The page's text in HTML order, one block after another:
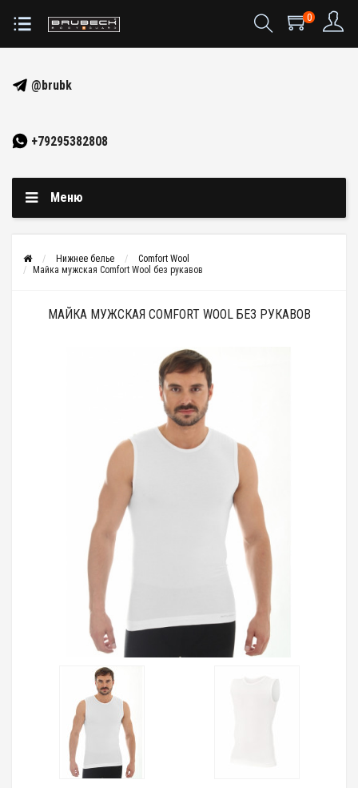
0
@brubk
+79295382808
Меню
Нижнее белье
Comfort Wool
Майка мужская Comfort Wool без рукавов
МАЙКА МУЖСКАЯ COMFORT WOOL БЕЗ РУКАВОВ